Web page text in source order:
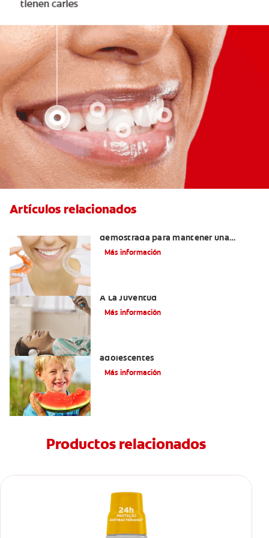
Artículos relacionados
demostrada para mantener una
sonrisa derecha
Más información
A La Juventud
Más información
adolescentes
Más información
Productos relacionados